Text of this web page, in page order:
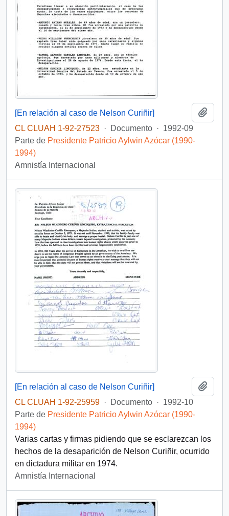
[En relación al caso de Nelson Curiñir]
CL CLUAH 1-92-27523 · Documento · 1992-09
Parte de Presidente Patricio Aylwin Azócar (1990-
1994)
Amnistía Internacional
[En relación al caso de Nelson Curiñir]
CL CLUAH 1-92-25959 · Documento · 1992-10
Parte de Presidente Patricio Aylwin Azócar (1990-
1994)
Varias cartas y firmas pidiendo que se esclarezcan los
hechos de la desaparición de Nelson Curiñir, ocurrido
en dictadura militar en 1974.
Amnistía Internacional